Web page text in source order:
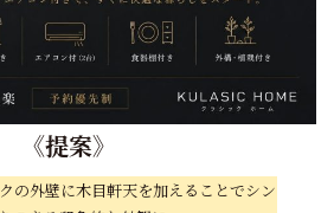
《提案》
の外壁に木目軒天を加えることでシン